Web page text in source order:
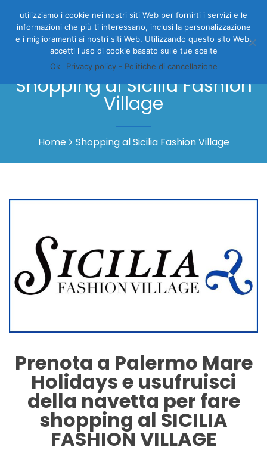
Shopping al Sicilia Fashion
Village
Home Shopping al Sicilia Fashion Village
Prenota a Palermo Mare
Holidays e usufruisci
della navetta per fare
shopping al SICILIA
FASHION VILLAGE
utilizziamo i cookie nei nostri siti Web per fornirti i servizi e le
informazioni che più ti interessano, inclusi la personalizzazione
e i miglioramenti ai nostri siti Web. Utilizzando questo sito Web,
accetti l'uso di cookie basato sulle tue scelte
Ok
Privacy policy - Politiche di cancellazione